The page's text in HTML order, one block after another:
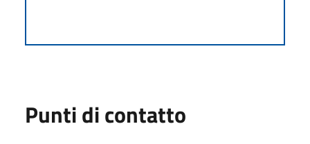
Punti di contatto